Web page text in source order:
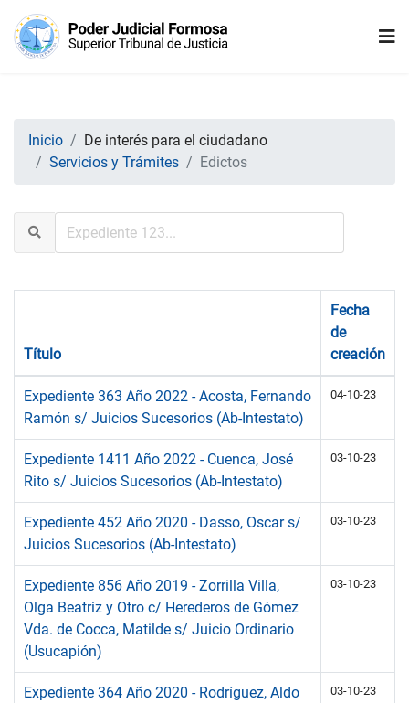
Inicio
De interés para el ciudadano
Servicios y Trámites
Edictos
Título
Fecha
de
creación
Expediente 363 Año 2022 - Acosta, Fernando
Ramón s/ Juicios Sucesorios (Ab-Intestato)
04-10-23
Expediente 1411 Año 2022 - Cuenca, José
Rito s/ Juicios Sucesorios (Ab-Intestato)
03-10-23
Expediente 452 Año 2020 - Dasso, Oscar s/
Juicios Sucesorios (Ab-Intestato)
03-10-23
Expediente 856 Año 2019 - Zorrilla Villa,
Olga Beatriz y Otro c/ Herederos de Gómez
Vda. de Cocca, Matilde s/ Juicio Ordinario
(Usucapión)
03-10-23
Expediente 364 Año 2020 - Rodríguez, Aldo
03-10-23